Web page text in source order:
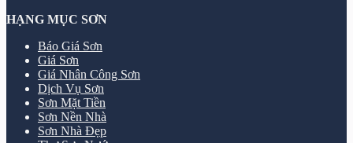
HẠNG MỤC SƠN
Báo Giá Sơn
Giá Sơn
Giá Nhân Công Sơn
Dịch Vụ Sơn
Sơn Mặt Tiền
Sơn Nền Nhà
Sơn Nhà Đẹp